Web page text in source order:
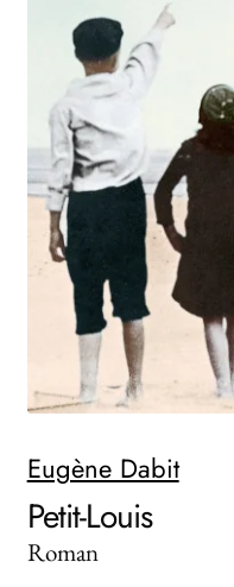
AKTUELLES
NEWSLETTER
WEITERE VERLAGE
Search:
Eugène Dabit
Petit-Louis
Roman